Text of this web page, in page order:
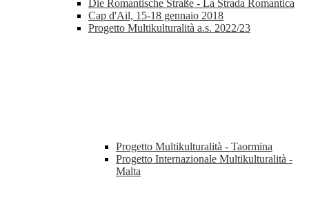
Die Romantische Straße - La Strada Romantica
Cap d'Ail, 15-18 gennaio 2018
Progetto Multikulturalità a.s. 2022/23
Progetto Multikulturalità - Taormina
Progetto Internazionale Multikulturalità -
Malta